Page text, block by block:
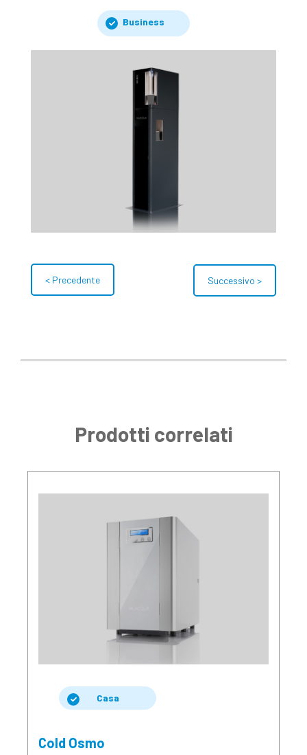
Business
< Precedente Successivo >
Prodotti correlati
Casa
Cold Osmo